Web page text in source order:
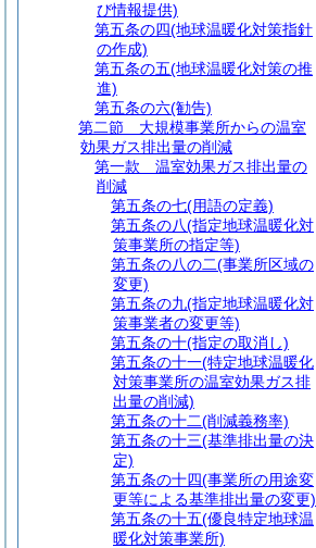
び情報提供)
第五条の四(地球温暖化対策指針
の作成)
第五条の五(地球温暖化対策の推
進)
第五条の六(勧告)
第二節
大規模事業所からの温室
効果ガス排出量の削減
第一款
温室効果ガス排出量の
削減
第五条の七(用語の定義)
第五条の八(指定地球温暖化対
策事業所の指定等)
第五条の八の二(事業所区域の
変更)
第五条の九(指定地球温暖化対
策事業者の変更等)
第五条の十(指定の取消し)
第五条の十一(特定地球温暖化
対策事業所の温室効果ガス排
出量の削減)
第五条の十二(削減義務率)
第五条の十三(基準排出量の決
定)
第五条の十四(事業所の用途変
更等による基準排出量の変更)
第五条の十五(優良特定地球温
暖化対策事業所)